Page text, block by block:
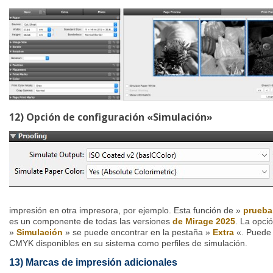
12) Opción de configuración «Simulación»
impresión en otra impresora, por ejemplo. Esta función de » prueba
es un componente de todas las versiones de Mirage 2025 . La
» Simulación » se puede encontrar en la pestaña » Extra «.
CMYK disponibles en su sistema como perfiles de simulación.
13) Marcas de impresión adicionales